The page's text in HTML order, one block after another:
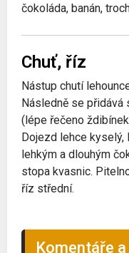
čokoláda, banán,
Chuť, říz
Nástup chutí
Následně se
(lépe řečeno
Dojezd lehce kyselý,
lehkým a dlouhým
stopa kvasnic.
říz střední.
Komentáře